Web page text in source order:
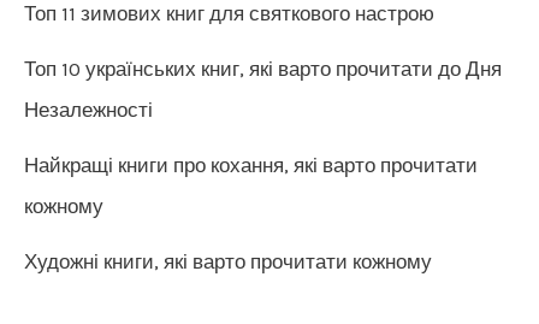
Топ 11 зимових книг для святкового настрою
Топ 10 українських книг, які варто прочитати до Дня
Незалежності
Найкращі книги про кохання, які варто прочитати
кожному
Художні книги, які варто прочитати кожному